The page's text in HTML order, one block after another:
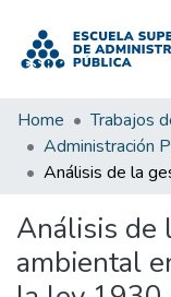
Home Trabajos
Análisis de
ambiental